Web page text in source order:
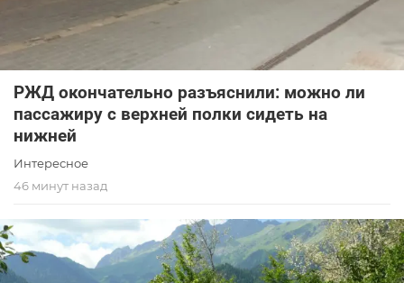
РЖД окончательно разъяснили: можно ли
пассажиру с верхней полки сидеть на
нижней
Интересное
46 минут назад